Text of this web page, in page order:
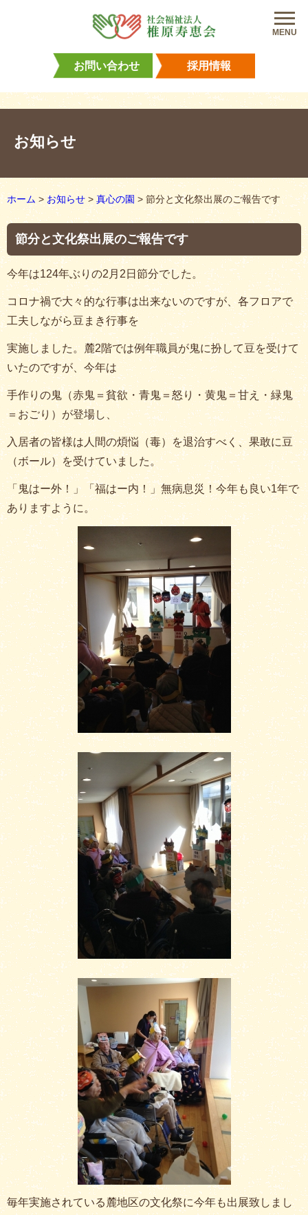
お問い合わせ 採用情報
お知らせ
ホーム > お知らせ > 真心の園 > 節分と文化祭出展のご報告です
節分と文化祭出展のご報告です
今年は124年ぶりの2月2日節分でした。
コロナ禍で大々的な行事は出来ないのですが、各フロアで
工夫しながら豆まき行事を
実施しました。麓2階では例年職員が鬼に扮して豆を受けて
いたのですが、今年は
手作りの鬼（赤鬼＝貧欲・青鬼＝怒り・黄鬼＝甘え・緑鬼
＝おごり）が登場し、
入居者の皆様は人間の煩悩（毒）を退治すべく、果敢に豆
（ボール）を受けていました。
「鬼はー外！」「福はー内！」無病息災！今年も良い1年で
ありますように。
毎年実施されている麓地区の文化祭に今年も出展致しまし
MENU